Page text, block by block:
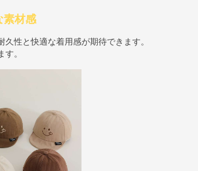
素材感
性と快適な着用感が期待できます。
。